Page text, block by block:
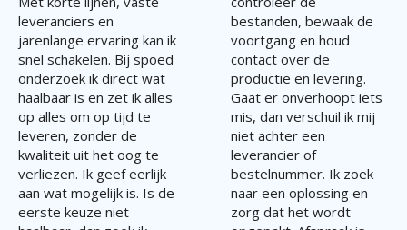
leveranciers en
jarenlange ervaring kan ik
snel schakelen. Bij spoed
onderzoek ik direct wat
haalbaar is en zet ik alles
op alles om op tijd te
leveren, zonder de
kwaliteit uit het oog te
verliezen. Ik geef eerlijk
aan wat mogelijk is. Is de
eerste keuze niet
bestanden, bewaak de
voortgang en houd
contact over de
productie en levering.
Gaat er onverhoopt iets
mis, dan verschuil ik mij
niet achter een
leverancier of
bestelnummer. Ik zoek
naar een oplossing en
zorg dat het wordt